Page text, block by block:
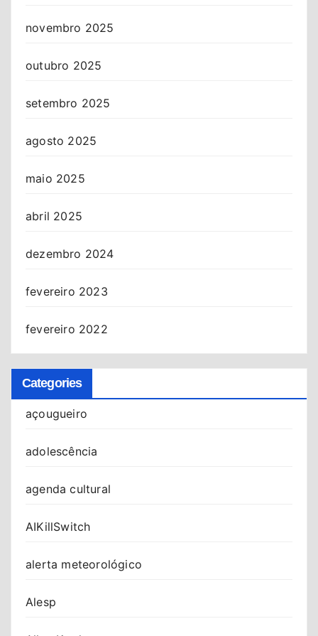
novembro 2025
outubro 2025
setembro 2025
agosto 2025
maio 2025
abril 2025
dezembro 2024
fevereiro 2023
fevereiro 2022
Categories
açougueiro
adolescência
agenda cultural
AIKillSwitch
alerta meteorológico
Alesp